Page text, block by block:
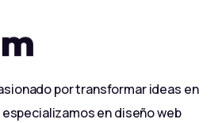
por transformar ideas en
en diseño web